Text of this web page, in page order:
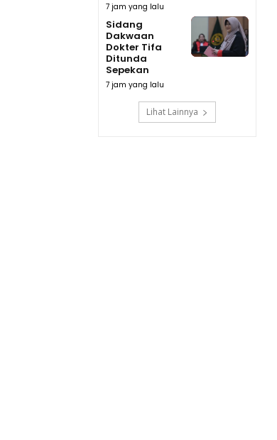
7 jam yang lalu
Sidang
Dakwaan
Dokter Tifa
Ditunda
Sepekan
7 jam yang lalu
Lihat Lainnya